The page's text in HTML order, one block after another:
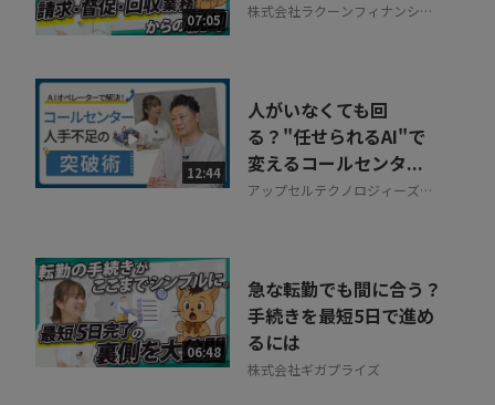
07:05
株式会社ラクーンフィナンシャ
12:44
人がいなくても回
る？"任せられるAI"で
変えるコールセンタ...
アップセルテクノロジィーズ株
06:48
急な転勤でも間に合う？
手続きを最短5日で進め
るには
株式会社ギガプライズ